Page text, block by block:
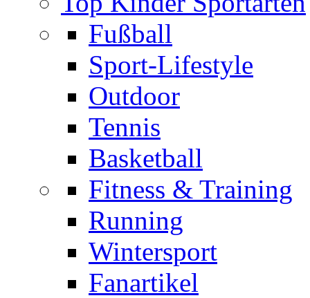
Fußball
Sport-Lifestyle
Outdoor
Tennis
Basketball
Fitness & Training
Running
Wintersport
Fanartikel